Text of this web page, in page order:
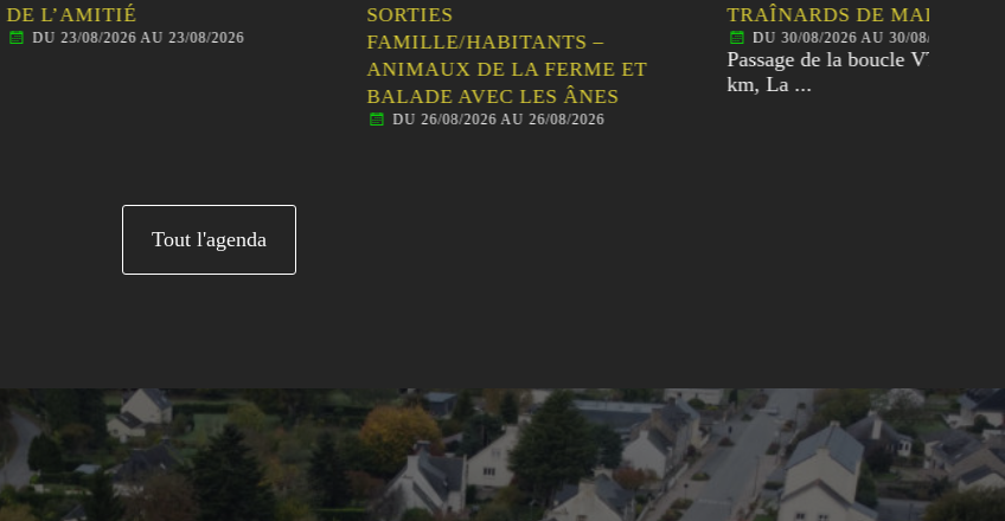
AU 23/08/2026
FAMILLE/HABITANTS –
ANIMAUX DE LA FERME ET
BALADE AVEC LES ÂNES
DU 26/08/2026 AU 26/08/2026
TRAÎNARDS DE MALANSAC
DU 30/08/2026 AU 30/08/2026
Passage de la boucle VTT de 67
km, La ...
Tout l'agenda